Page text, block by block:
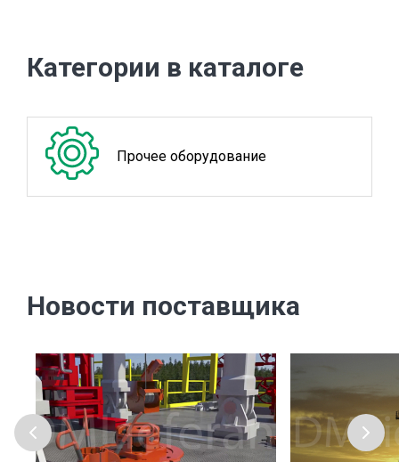
Категории в каталоге
Прочее оборудование
Новости поставщика